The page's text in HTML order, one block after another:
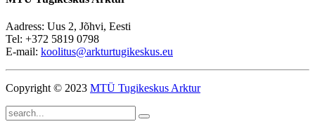
Aadress: Uus 2, Jõhvi, Eesti
Tel: +372 5819 0798
E-mail: koolitus@arkturtugikeskus.eu
Copyright © 2023 MTÜ Tugikeskus Arktur